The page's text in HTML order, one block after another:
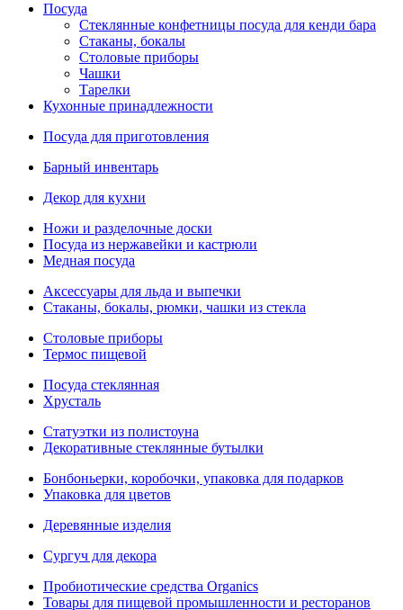
Посуда
Стеклянные конфетницы посуда для кенди бара
Стаканы, бокалы
Столовые приборы
Чашки
Тарелки
Кухонные принадлежности
Посуда для приготовления
Барный инвентарь
Декор для кухни
Ножи и разделочные доски
Посуда из нержавейки и кастрюли
Медная посуда
Аксессуары для льда и выпечки
Стаканы, бокалы, рюмки, чашки из стекла
Столовые приборы
Термос пищевой
Посуда стеклянная
Хрусталь
Статуэтки из полистоуна
Декоративные стеклянные бутылки
Бонбоньерки, коробочки, упаковка для подарков
Упаковка для цветов
Деревянные изделия
Сургуч для декора
Пробиотические средства Organics
Товары для пищевой промышленности и ресторанов